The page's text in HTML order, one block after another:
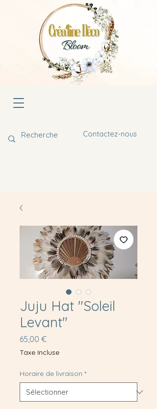
Contactez-nous
Juju Hat "Soleil
Levant"
65,00 €Prix
Taxe Incluse
Horaire de livraison *